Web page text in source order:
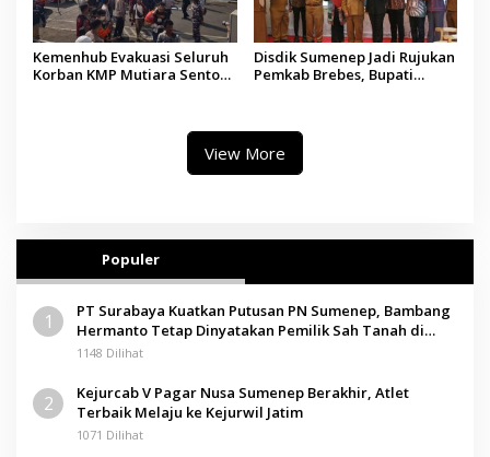
Kemenhub Evakuasi Seluruh
Korban KMP Mutiara Sentosa
Disdik Sumenep Jadi Rujukan
Pemkab Brebes, Bupati
View More
Populer
1
PT Surabaya Kuatkan Putusan PN Sumenep, Bambang
Hermanto Tetap Dinyatakan Pemilik Sah Tanah di
Pamolokan
1148 Dilihat
2
Kejurcab V Pagar Nusa Sumenep Berakhir, Atlet
Terbaik Melaju ke Kejurwil Jatim
1071 Dilihat